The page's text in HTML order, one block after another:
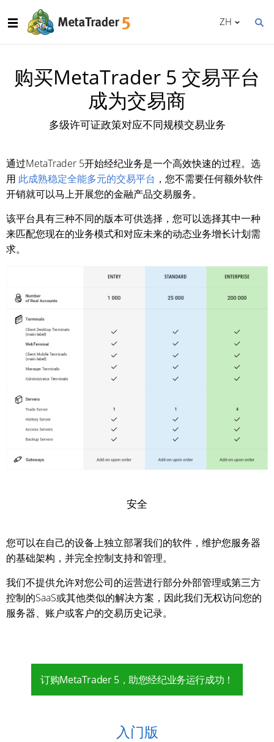
ZH
购买MetaTrader 5 交易平台
成为交易商
多级许可证政策对应不同规模交易业务
通过MetaTrader 5开始经纪业务是一个高效快速的过程。选
用 此成熟稳定全能多元的交易平台 ，您不需要任何额外软件
开销就可以马上开展您的金融产品交易服务。
该平台具有三种不同的版本可供选择，您可以选择其中一种
来匹配您现在的业务模式和对应未来的动态业务增长计划需
求。
安全
您可以在自己的设备上独立部署我们的软件，维护您服务器
的基础架构，并完全控制支持和管理。
我们不提供允许对您公司的运营进行部分外部管理或第三方
控制的SaaS或其他类似的解决方案，因此我们无权访问您的
服务器、账户或客户的交易历史记录。
订购MetaTrader 5，助您经纪业务运行成功！
入门版